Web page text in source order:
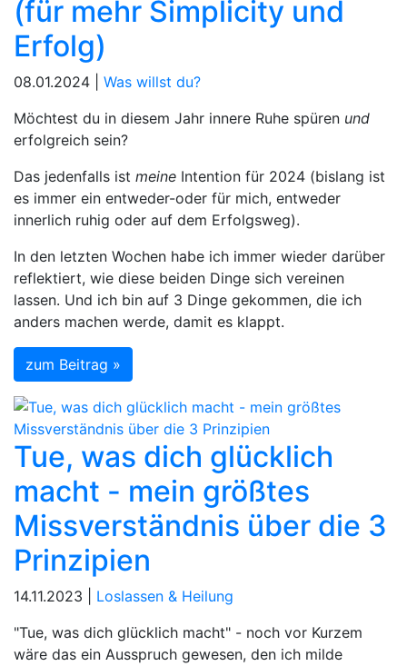
(für mehr Simplicity und
Erfolg)
08.01.2024 | Was willst du?
Möchtest du in diesem Jahr innere Ruhe spüren und
erfolgreich sein?
Das jedenfalls ist meine Intention für 2024 (bislang ist
es immer ein entweder-oder für mich, entweder
innerlich ruhig oder auf dem Erfolgsweg).
In den letzten Wochen habe ich immer wieder darüber
reflektiert, wie diese beiden Dinge sich vereinen
lassen. Und ich bin auf 3 Dinge gekommen, die ich
anders machen werde, damit es klappt.
zum Beitrag »
Tue, was dich glücklich
macht - mein größtes
Missverständnis über die 3
Prinzipien
14.11.2023 | Loslassen & Heilung
"Tue, was dich glücklich macht" - noch vor Kurzem
wäre das ein Ausspruch gewesen, den ich milde